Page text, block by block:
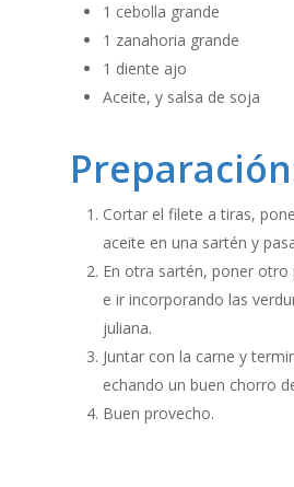
1 cebolla grande
1 zanahoria grande
1 diente ajo
Aceite, y salsa de soja
Cortar el filete a tiras,
aceite en una sartén y
En otra sartén, poner
e ir incorporando las
juliana.
Juntar con la carne y
echando un buen chorro
Buen provecho.